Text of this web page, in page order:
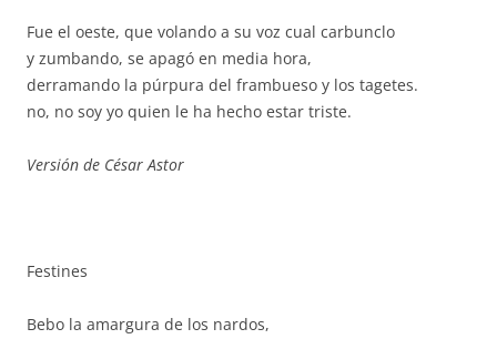
Fue el oeste, que volando a su voz cual carbunclo
y zumbando, se apagó en media hora,
derramando la púrpura del frambueso y los tagetes.
no, no soy yo quien le ha hecho estar triste.
Versión de César Astor
Festines
Bebo la amargura de los nardos,